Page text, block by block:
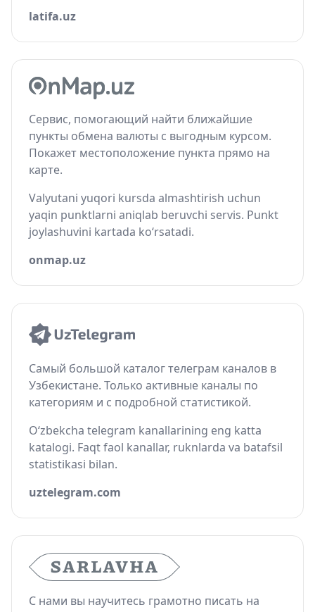
latifa.uz
Сервис, помогающий найти ближайшие
пункты обмена валюты с выгодным курсом.
Покажет местоположение пункта прямо на
карте.
Valyutani yuqori kursda almashtirish uchun
yaqin punktlarni aniqlab beruvchi servis. Punkt
joylashuvini kartada ko‘rsatadi.
onmap.uz
Самый большой каталог телеграм каналов в
Узбекистане. Только активные каналы по
категориям и с подробной статистикой.
O‘zbekcha telegram kanallarining eng katta
katalogi. Faqt faol kanallar, ruknlarda va batafsil
statistikasi bilan.
uztelegram.com
С нами вы научитесь грамотно писать на